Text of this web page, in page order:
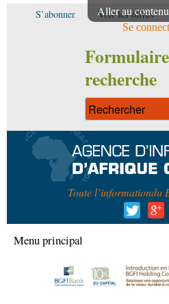
Aller au
S’abonner Voir les offres
Se
recherche
Toute l’informationdu
Menu principal